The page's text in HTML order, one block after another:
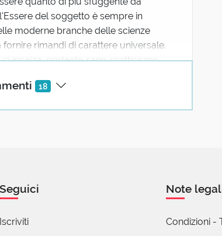
18
del soggetto è sempre in
moderne branche delle scienze
rimandi di carattere universale.
incalza, pertanto sano scetticismo,
oltre che da IRREFUTABILE, anche da:
Seguici
Iscriviti
Note
Condizioni -